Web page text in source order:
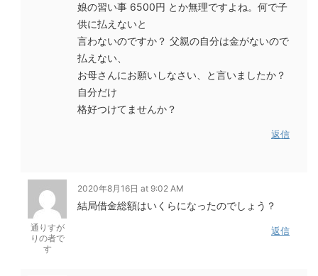
娘の習い事 6500円 とか無理ですよね。何で子
供に払えないと
言わないのですか？ 父親の自分は金がないので
払えない、
お母さんにお願いしなさい、と言いましたか？
自分だけ
格好つけてませんか？
返信
通りすが
りの者で
す
2020年8月16日 at 9:02 AM
結局借金総額はいくらになったのでしょう？
返信